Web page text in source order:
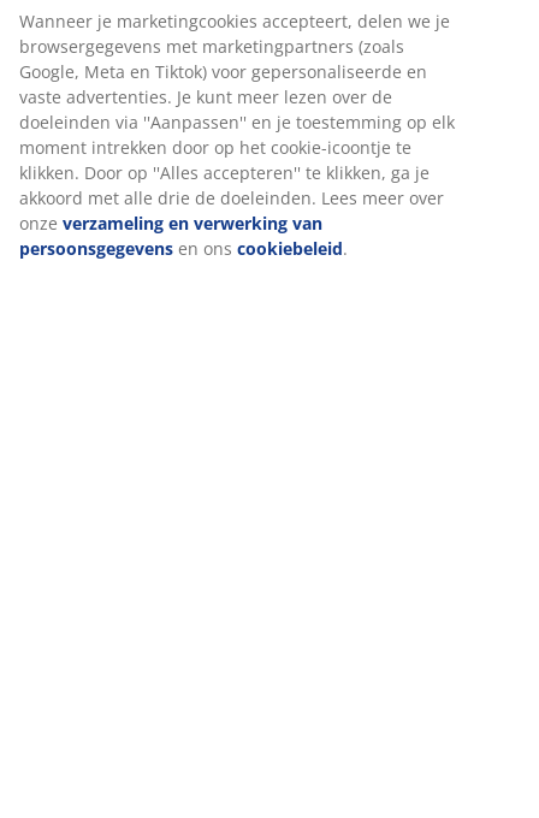
Beoordelingen
(0)
Levering
Wanneer je marketingcookies accepteert, delen we je
browsergegevens met marketingpartners (zoals
Google, Meta en Tiktok) voor gepersonaliseerde en
vaste advertenties. Je kunt meer lezen over de
doeleinden via ''Aanpassen'' en je toestemming op elk
moment intrekken door op het cookie-icoontje te
klikken. Door op ''Alles accepteren'' te klikken, ga je
akkoord met alle drie de doeleinden. Lees meer over
onze verzameling en verwerking van
persoonsgegevens en ons cookiebeleid.